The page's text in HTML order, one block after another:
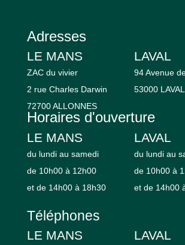
Adresses
LE MANS
ZAC du vivier
2 rue Charles Darwin
72700 ALLONNES
LAVAL
94 Avenue
53000 LAVAL
Horaires d'ouverture
LE MANS
du lundi au samedi
de 10h00 à 12h00
et de 14h00 à 18h30
LAVAL
du lundi au
de 10h00 à
et de 14h00
Téléphones
LE MANS LAVAL